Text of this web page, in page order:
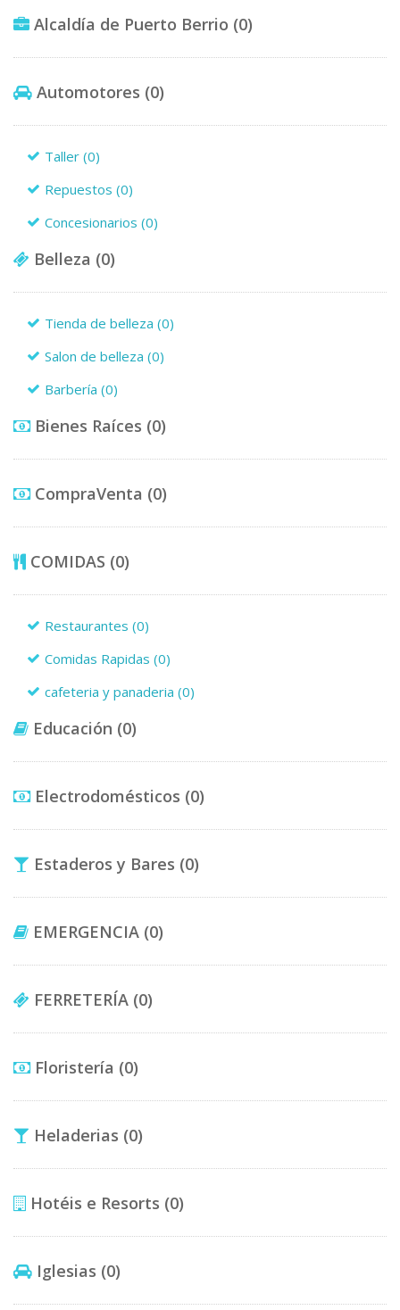
Alcaldía de Puerto Berrio (0)
Automotores (0)
Taller
(0)
Repuestos
(0)
Concesionarios
(0)
Belleza (0)
Tienda de belleza
(0)
Salon de belleza
(0)
Barbería
(0)
Bienes Raíces (0)
CompraVenta (0)
COMIDAS (0)
Restaurantes
(0)
Comidas Rapidas
(0)
cafeteria y panaderia
(0)
Educación (0)
Electrodomésticos (0)
Estaderos y Bares (0)
EMERGENCIA (0)
FERRETERÍA (0)
Floristería (0)
Heladerias (0)
Hotéis e Resorts (0)
Iglesias (0)